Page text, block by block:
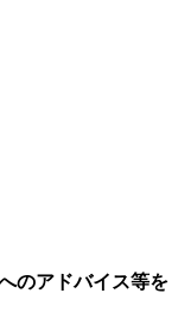
のアドバイス等を